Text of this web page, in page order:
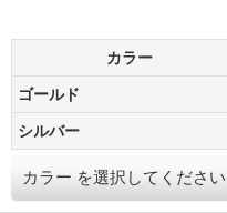
カラー
ゴールド
シルバー
カラー を選択してください